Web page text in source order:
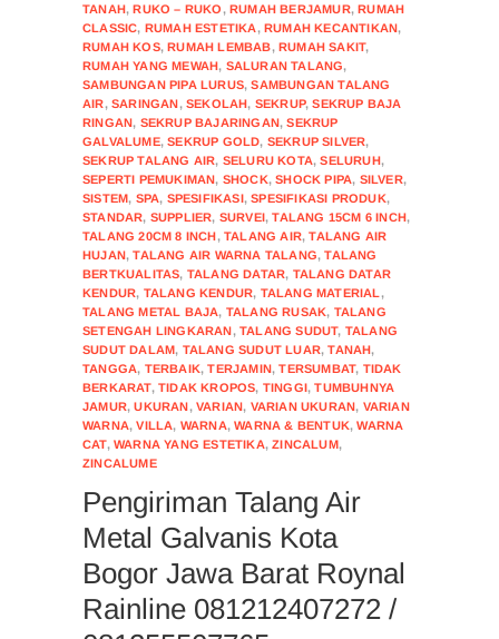
TANAH,RUKO – RUKO ,RUMAH BERJAMUR,RUMAH
CLASSIC, RUMAH ESTETIKA,RUMAH KECANTIKAN,
RUMAH KOS,RUMAH LEMBAB,RUMAH SAKIT,
RUMAH YANG MEWAH, SALURAN TALANG,
SAMBUNGAN PIPA LURUS,SAMBUNGAN TALANG
AIR,SARINGAN,SEKOLAH, SEKRUP,SEKRUP BAJA
RINGAN, SEKRUP BAJARINGAN,SEKRUP
GALVALUME,SEKRUP GOLD, SEKRUP SILVER,
SEKRUP TALANG AIR, SELURU KOTA,SELURUH,
SEPERTI PEMUKIMAN, SHOCK,SHOCK PIPA, SILVER,
SISTEM, SPA, SPESIFIKASI,SPESIFIKASI PRODUK,
STANDAR, SUPPLIER, SURVEI,TALANG 15CM 6 INCH,
TALANG 20CM 8 INCH,TALANG AIR,TALANG AIR
HUJAN,TALANG AIR WARNA TALANG,TALANG
BERTKUALITAS, TALANG DATAR, TALANG DATAR
KENDUR, TALANG KENDUR, TALANG MATERIAL ,
TALANG METAL BAJA, TALANG RUSAK, TALANG
SETENGAH LINGKARAN,TALANG SUDUT, TALANG
SUDUT DALAM, TALANG SUDUT LUAR,TANAH,
TANGGA, TERBAIK,TERJAMIN,TERSUMBAT, TIDAK
BERKARAT,TIDAK KROPOS, TINGGI,TUMBUHNYA
JAMUR,UKURAN,VARIAN, VARIAN UKURAN, VARIAN
WARNA,VILLA, WARNA,WARNA & BENTUK,WARNA
CAT,WARNA YANG ESTETIKA,ZINCALUM,
ZINCALUME
Pengiriman Talang Air
Metal Galvanis Kota
Bogor Jawa Barat Roynal
Rainline 081212407272 /